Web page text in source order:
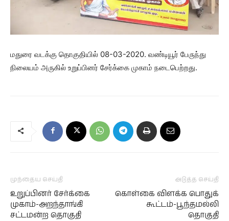
மதுரை வடக்கு தொகுதியில் 08-03-2020. வண்டியூர் பேருந்து
நிலையம் அருகில் உறுப்பினர் சேர்க்கை முகாம் நடைபெற்றது.
முந்தைய செய்தி
உறுப்பினர் சேர்க்கை
முகாம்-அறந்தாங்கி
சட்டமன்ற தொகுதி
அடுத்த செய்தி
கொள்கை விளக்க பொதுக்
கூட்டம்-பூந்தமல்லி
தொகுதி